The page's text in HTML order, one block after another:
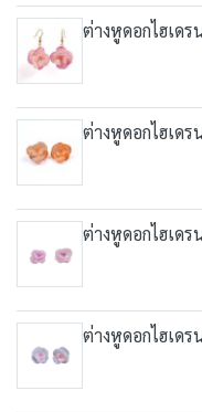
ต่างหูดอกไฮเดร
ต่างหูดอกไฮเดร
ต่างหูดอกไฮเดร
ต่างหูดอกไฮเดร